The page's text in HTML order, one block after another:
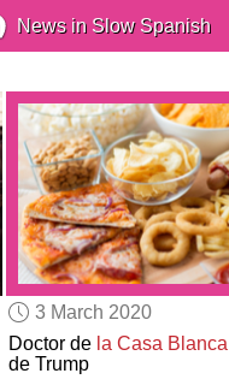
News in Slow Spanish
3 March 2020
Doctor de la Casa Blanca
de Trump